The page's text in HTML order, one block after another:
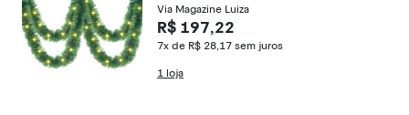
Via Magazine Luiza
R$ 197,22
7x de R$ 28,17 sem juros
1 loja